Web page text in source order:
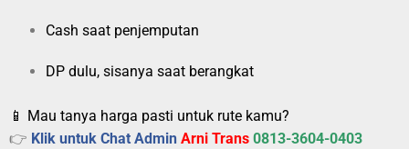
Cash saat penjemputan
DP dulu, sisanya saat berangkat
📱 Mau tanya harga pasti untuk rute kamu?
👉 Klik untuk Chat Admin Arni Trans 0813-3604-0403